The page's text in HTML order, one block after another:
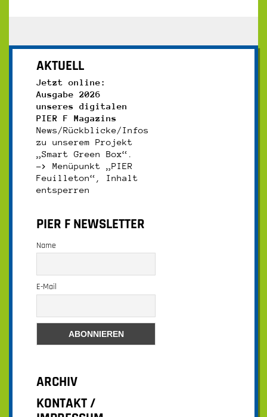
AKTUELL
Jetzt online:
Ausgabe 2026
unseres digitalen
PIER F Magazins
News/Rückblicke/Infos
zu unserem Projekt
„Smart Green Box“.
–>
Menüpunkt „PIER
Feuilleton“, Inhalt
entsperren
PIER F NEWSLETTER
Name
E-Mail
ARCHIV
KONTAKT /